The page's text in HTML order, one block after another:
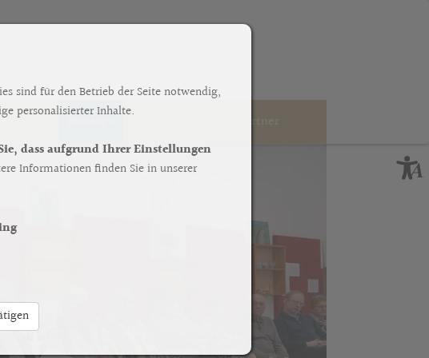
Schule Unsere Partner
sind für den Betrieb der Seite notwendig,
personalisierter Inhalte.
dass aufgrund Ihrer Einstellungen
Informationen finden Sie in unserer